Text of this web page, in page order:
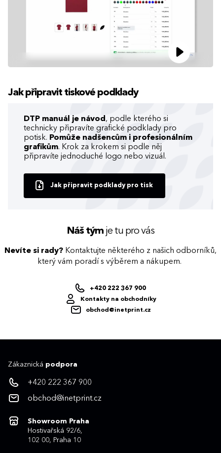
Jak připravit tiskové podklady
DTP manuál je návod , podle kterého si
technicky připravíte grafické podklady pro
potisk. Pomůže nadšencům i profesionálním
grafikům. Krok za krokem si podle něj
připravíte jednoduché logo nebo vizuál.
Jak připravit podklady pro tisk
Náš týmje tu pro vás
Nevíte si rady? Kontaktujte některého z našich odborníků,
který vám poradí s výběrem a nákupem.
+420 222 367 900
Kontakty na obchodníky
obchod@inetprint.cz
Zákaznická podpora
+420 222 367 900
obchod@inetprint.cz
Showroom Praha
Hostivařská 92/6,
102 00, Praha 10